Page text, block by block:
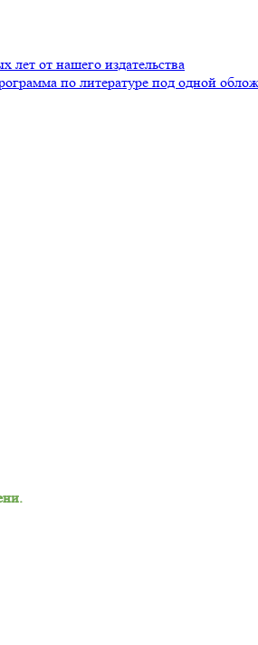
от нашего издательства
по литературе под одной